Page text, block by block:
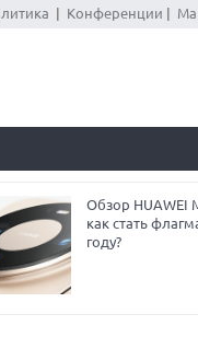
Конференции
Обзор HUAWEI
как стать
году?